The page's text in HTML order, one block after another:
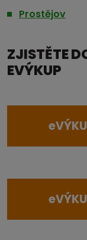
Prostějov
ZJISTĚTE
EVÝKUP
e
e